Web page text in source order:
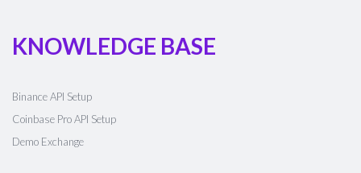
KNOWLEDGE BASE
Binance API Setup
Coinbase Pro API Setup
Demo Exchange